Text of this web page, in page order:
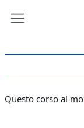
Questo corso al